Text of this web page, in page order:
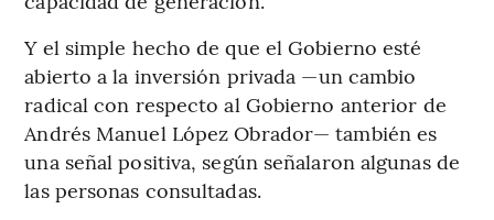
Y el simple hecho de que el Gobierno esté
abierto a la inversión privada —un cambio
radical con respecto al Gobierno anterior de
Andrés Manuel López Obrador— también es
una señal positiva, según señalaron algunas de
las personas consultadas.